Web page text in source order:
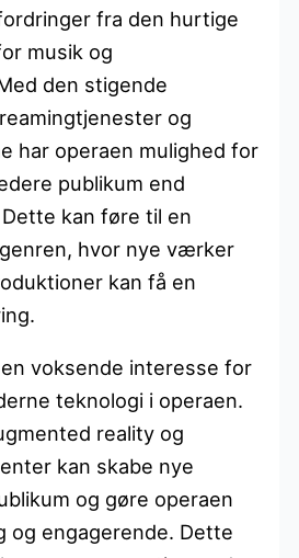
fra den hurtige
musik og
den stigende
og
har operaen mulighed for
publikum end
kan føre til en
hvor nye værker
kan få en
voksende interesse for
teknologi i operaen.
reality og
kan skabe nye
og gøre operaen
og engagerende. Dette